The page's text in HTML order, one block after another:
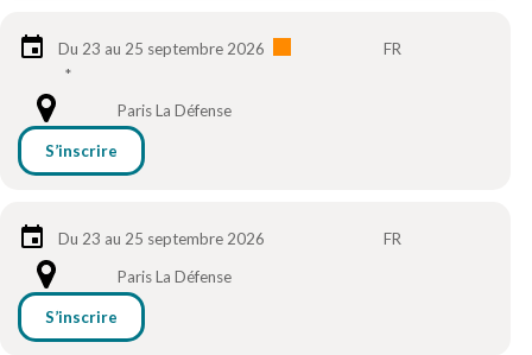
Du 23 au 25 septembre 2026
*
FR
Paris La Défense
S’inscrire
Du 23 au 25 septembre 2026
FR
Paris La Défense
S’inscrire